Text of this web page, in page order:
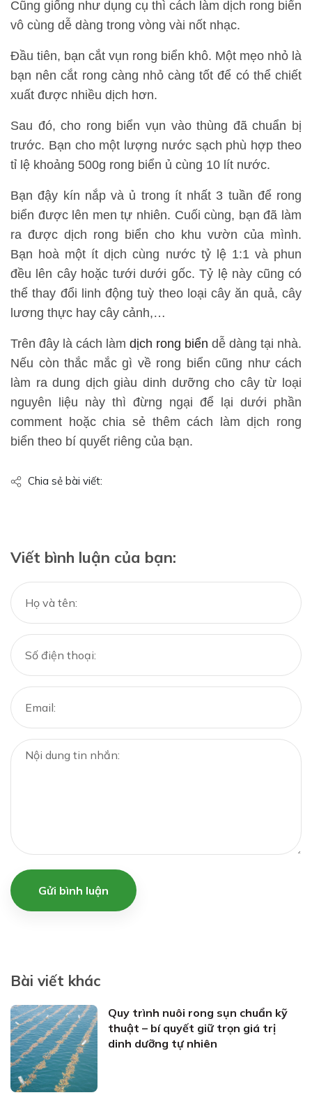
Cũng giống như dụng cụ thì cách làm dịch rong biển
vô cùng dễ dàng trong vòng vài nốt nhạc.
Đầu tiên, bạn cắt vụn rong biển khô. Một mẹo nhỏ là
bạn nên cắt rong càng nhỏ càng tốt để có thể chiết
xuất được nhiều dịch hơn.
Sau đó, cho rong biển vụn vào thùng đã chuẩn bị
trước. Bạn cho một lượng nước sạch phù hợp theo
tỉ lệ khoảng 500g rong biển ủ cùng 10 lít nước.
Bạn đậy kín nắp và ủ trong ít nhất 3 tuần để rong
biển được lên men tự nhiên. Cuối cùng, bạn đã làm
ra được dịch rong biển cho khu vườn của mình.
Bạn hoà một ít dịch cùng nước tỷ lệ 1:1 và phun
đều lên cây hoặc tưới dưới gốc. Tỷ lệ này cũng có
thể thay đổi linh động tuỳ theo loại cây ăn quả, cây
lương thực hay cây cảnh,…
Trên đây là cách làm dịch rong biển dễ dàng tại nhà.
Nếu còn thắc mắc gì về rong biển cũng như cách
làm ra dung dịch giàu dinh dưỡng cho cây từ loại
nguyên liệu này thì đừng ngại để lại dưới phần
comment hoặc chia sẻ thêm cách làm dịch rong
biển theo bí quyết riêng của bạn.
Chia sẻ bài viết:
Viết bình luận của bạn:
Gửi bình luận
Bài viết khác
Quy trình nuôi rong sụn chuẩn kỹ
thuật – bí quyết giữ trọn giá trị
dinh dưỡng tự nhiên